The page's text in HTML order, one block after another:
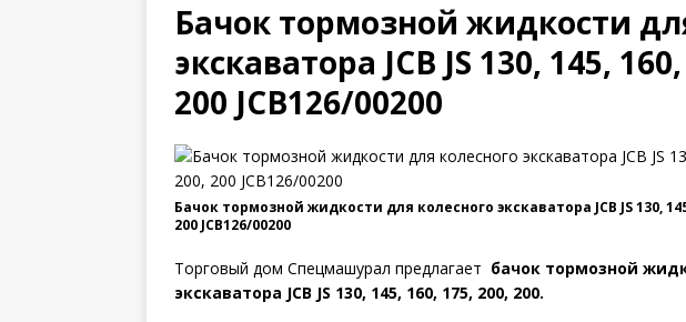
Бачок тормозной жидкости
экскаватора JCB JS 130, 145,
200 JCB126/00200
Бачок тормозной жидкости для колесного экскаватора JCB JS 130,
200 JCB126/00200
Торговый дом Спецмашурал предлагает бачок тормозной
экскаватора JCB JS 130, 145, 160, 175, 200, 200.